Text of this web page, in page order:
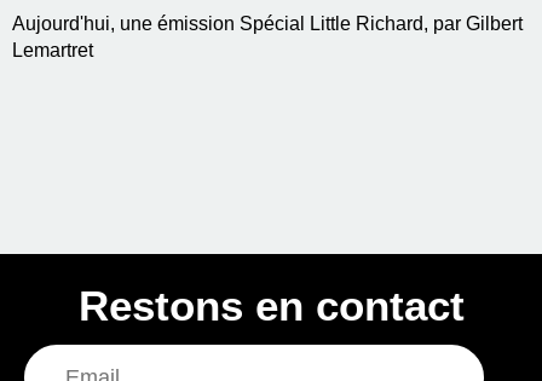
Aujourd'hui, une émission Spécial Little Richard, par Gilbert
Lemartret
Restons en contact